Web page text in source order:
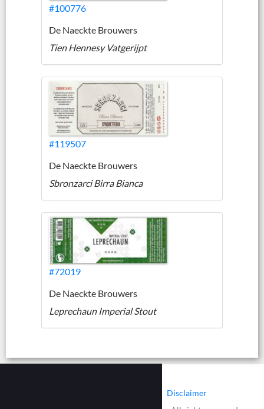
#100776
De Naeckte Brouwers
Tien Hennesy Vatgerijpt
#119507
De Naeckte Brouwers
Sbronzarci Birra Bianca
#72019
De Naeckte Brouwers
Leprechaun Imperial Stout
Disclaimer